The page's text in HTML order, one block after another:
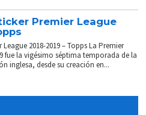
Premier League
2018-2019 – Topps La Premier
fue la vigésimo séptima temporada de la
inglesa, desde su creación en...